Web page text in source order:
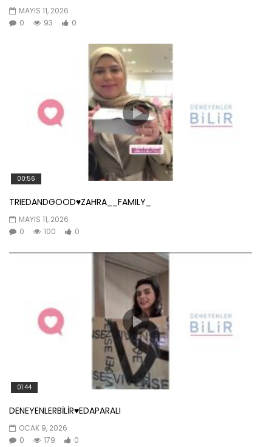
MAYIS 11, 2026
0
93 0
00:56
TRIEDANDGOOD♥️ZAHRA__FAMILY_
MAYIS 11, 2026
0
100 0
01:44
DENEYENLERBİLİR♥️EDAPARALI
OCAK 9, 2026
0
179 0